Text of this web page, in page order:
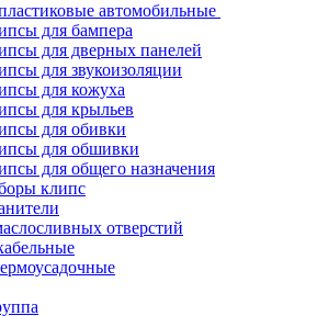
автомобильные
для бампера
для дверных панелей
для звукоизоляции
для кожуха
для крыльев
для обивки
для обшивки
для общего назначения
клипс
отверстий